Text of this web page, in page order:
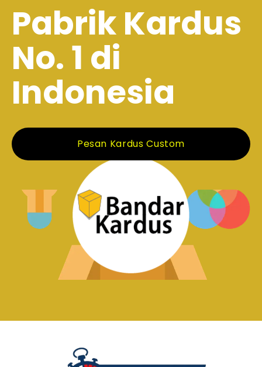
Pabrik Kardus
No. 1 di
Indonesia
Pesan Kardus Custom